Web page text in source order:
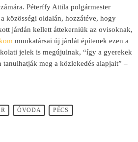
Péterffy Attila polgármester
közösségi oldalán, hozzátéve, hogy
járdán kellett áttekerniük az ovisoknak,
munkatársai új járdát építenek ezen a
jelek is megújulnak, “így a gyerekek
tanulhatják meg a közlekedés alapjait” –
ÓVODA PÉCS